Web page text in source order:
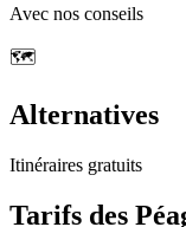
Avec nos conseils
🗺️
Alternatives
Itinéraires gratuits
Tarifs des